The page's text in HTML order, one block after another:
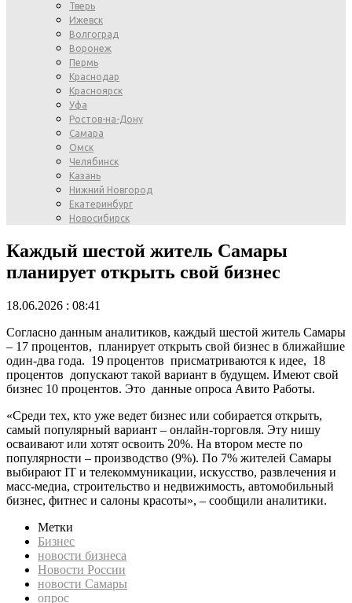
Тверь
Ижевск
Волгоград
Воронеж
Пермь
Краснодар
Красноярск
Уфа
Ростов-на-Дону
Самара
Омск
Челябинск
Казань
Нижний Новгород
Екатеринбург
Новосибирск
Каждый шестой житель Самары
планирует открыть свой бизнес
18.06.2026 : 08:41
Согласно данным аналитиков, каждый шестой житель Самары
– 17 процентов, планирует открыть свой бизнес в ближайшие
один-два года. 19 процентов присматриваются к идее, 18
процентов допускают такой вариант в будущем. Имеют свой
бизнес 10 процентов. Это данные опроса Авито Работы.
«Среди тех, кто уже ведет бизнес или собирается открыть,
самый популярный вариант – онлайн-торговля. Эту нишу
осваивают или хотят освоить 20%. На втором месте по
популярности – производство (9%). По 7% жителей Самары
выбирают IT и телекоммуникации, искусство, развлечения и
масс-медиа, строительство и недвижимость, автомобильный
бизнес, фитнес и салоны красоты», – сообщили аналитики.
Метки
Бизнес
новости бизнеса
Новости России
новости Самары
опрос